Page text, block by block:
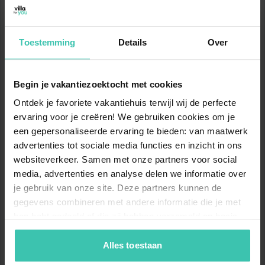
Toestemming Details Over
Begin je vakantiezoektocht met cookies
Ontdek je favoriete vakantiehuis terwijl wij de perfecte
ervaring voor je creëren! We gebruiken cookies om je
een gepersonaliseerde ervaring te bieden: van maatwerk
advertenties tot sociale media functies en inzicht in ons
websiteverkeer. Samen met onze partners voor social
media, advertenties en analyse delen we informatie over
je gebruik van onze site. Deze partners kunnen de
gegevens combineren met andere informatie die je met
van je gebruik van hun diensten. Zo zorgen we ervoor dat
jouw vakantiezoektocht soepel en op maat verloopt!
Alles toestaan
Salle de bain
Lavabo
WC
Chambre avec salle de bain
Lit double
Lavabo
Chambre en enfilade 2x lit simple
Au 2ème étage
Chambre (par un escalier
raide)
2x lit simple
General
Jardin (privé, partiellement
Emplacement
À proximité de
Epicerie Lidl
5,3 km
Epicerie ALDI
5,5 km
Epicerie Delhaize Malmedy
5,6 km
Epicerie 123locationappeltestko232